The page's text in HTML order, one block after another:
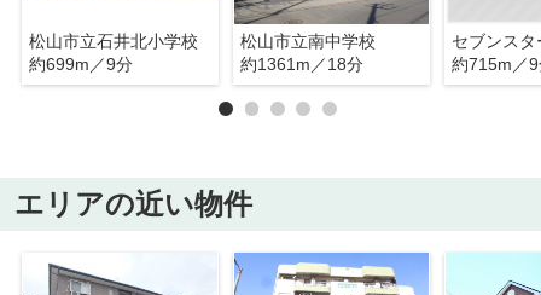
松山市立石井北小学校
約699m／9分
松山市立南中学校
約1361m／18分
セブンス
約715m／
エリアの近い物件